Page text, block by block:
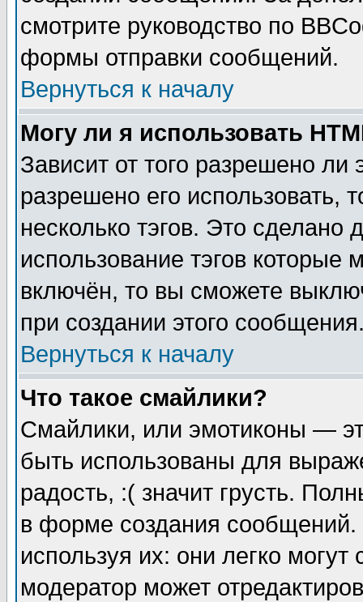
смотрите руководство по
формы отправки сообщений.
Вернуться к началу
Могу ли я использовать
Зависит от того разрешено
разрешено его использовать,
несколько тэгов. Это сделано
использование тэгов
включён, то вы сможете
при создании этого
Вернуться к началу
Что такое смайлики?
Смайлики, или эмотиконы —
быть использованы для
радость, :( значит грусть.
в форме создания сообщений.
используя их: они легко
модератор может